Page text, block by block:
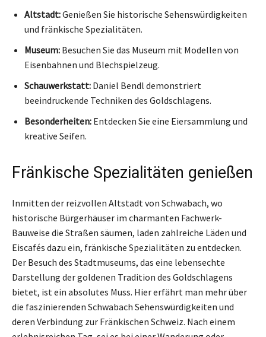
Altstadt:Genießen Sie historische Sehenswürdigkeiten
und fränkische Spezialitäten.
Museum: Besuchen Sie das Museum mit Modellen von
Eisenbahnen und Blechspielzeug.
Schauwerkstatt: Daniel Bendl demonstriert
beeindruckende Techniken des Goldschlagens.
Besonderheiten: Entdecken Sie eine Eiersammlung und
kreative Seifen.
Fränkische Spezialitäten genießen
Inmitten der reizvollen Altstadt von Schwabach, wo
historische Bürgerhäuser im charmanten Fachwerk-
Bauweise die Straßen säumen, laden zahlreiche Läden und
Eiscafés dazu ein, fränkische Spezialitäten zu entdecken.
Der Besuch des Stadtmuseums, das eine lebensechte
Darstellung der goldenen Tradition des Goldschlagens
bietet, ist ein absolutes Muss. Hier erfährt man mehr über
die faszinierenden Schwabach Sehenswürdigkeiten und
deren Verbindung zur Fränkischen Schweiz. Nach einem